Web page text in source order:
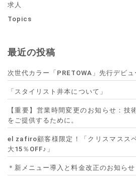
求人
Topics
最近の投稿
次世代カラー「PRETOWA」先行デビュ
「スタイリスト井本について」
【重要】営業時間変更のお知らせ：技
をご提供するために。
el zafiro顧客様限定！「クリスマスス
大15％OFF♪」
＊新メニュー導入と料金改正のお知らせ